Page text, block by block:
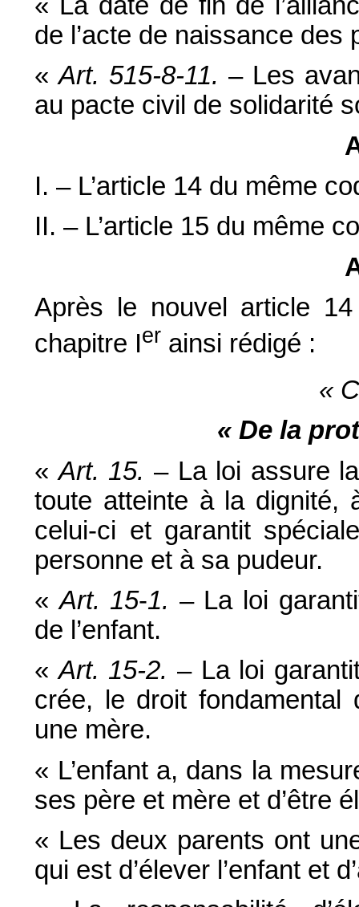
de l’acte de naissance des
«Art. 515-8-11. – Les
au pacte civil de solidarité
I. – L’article 14 du même
II. – L’article 15 du même
Après le nouvel article
chapitre Ier ainsi rédigé :
«
« De la
«Art. 15. – La loi assure
toute atteinte à la dignité,
celui-ci et garantit
personne et à sa pudeur.
«Art. 15-1. – La loi
de l’enfant.
«Art. 15-2. – La loi
crée, le droit
une mère.
« L’enfant a, dans la
ses père et mère et d’être
« Les deux parents ont
qui est d’élever l’enfant et